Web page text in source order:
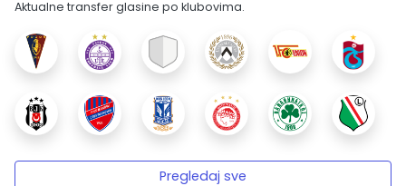
Aktualne transfer glasine po klubovima.
Pregledaj sve